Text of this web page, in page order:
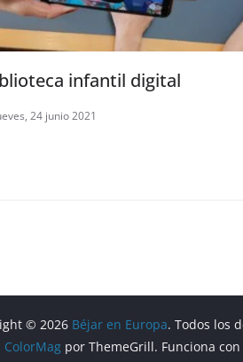
infantil digital
24 junio 2021
© 2026 Béjar en Europa. Todos los
ColorMag por ThemeGrill. Funciona con